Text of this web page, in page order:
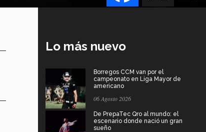
Lo más nuevo
Borregos CCM van por el
campeonato en Liga Mayor de
americano
06 Agosto 2026
De PrepaTec Qro al mundo: el
escenario donde nació un gran
sueño